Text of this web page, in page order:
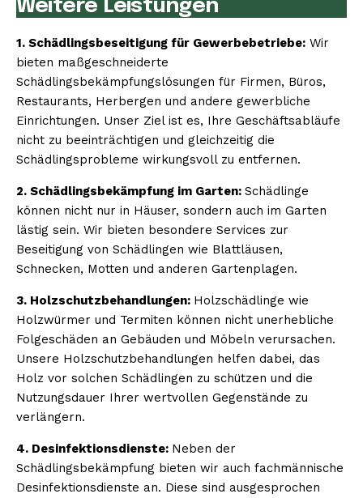
Weitere Leistungen
1. Schädlingsbeseitigung für Gewerbebetriebe: Wir
bieten maßgeschneiderte
Schädlingsbekämpfungslösungen für Firmen, Büros,
Restaurants, Herbergen und andere gewerbliche
Einrichtungen. Unser Ziel ist es, Ihre Geschäftsabläufe
nicht zu beeinträchtigen und gleichzeitig die
Schädlingsprobleme wirkungsvoll zu entfernen.
2. Schädlingsbekämpfung im Garten: Schädlinge
können nicht nur in Häuser, sondern auch im Garten
lästig sein. Wir bieten besondere Services zur
Beseitigung von Schädlingen wie Blattläusen,
Schnecken, Motten und anderen Gartenplagen.
3. Holzschutzbehandlungen: Holzschädlinge wie
Holzwürmer und Termiten können nicht unerhebliche
Folgeschäden an Gebäuden und Möbeln verursachen.
Unsere Holzschutzbehandlungen helfen dabei, das
Holz vor solchen Schädlingen zu schützen und die
Nutzungsdauer Ihrer wertvollen Gegenstände zu
verlängern.
4. Desinfektionsdienste: Neben der
Schädlingsbekämpfung bieten wir auch fachmännische
Desinfektionsdienste an. Diese sind ausgesprochen